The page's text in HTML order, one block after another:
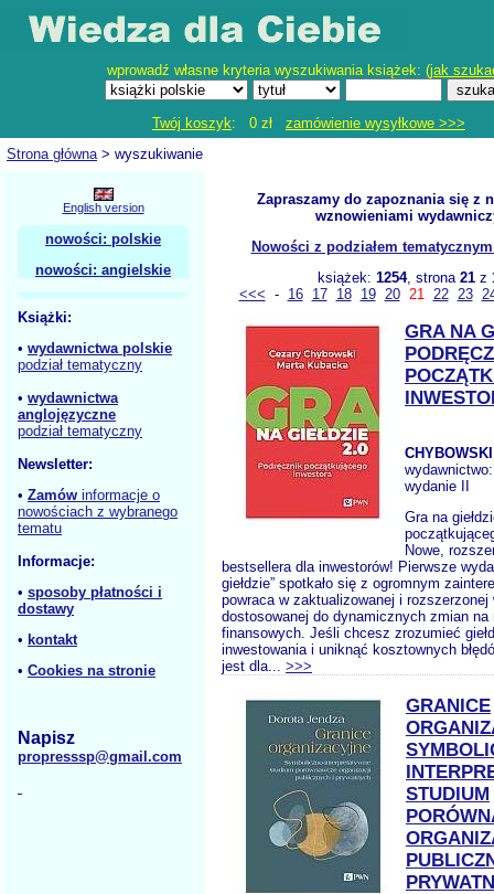
wprowadź własne kryteria wyszukiwania książek: (jak
Twój koszyk: 0 zł zamówienie wysyłkowe >>>
Strona główna> wyszukiwanie
English version
nowości: polskie
nowości: angielskie
Książki:
• wydawnictwa polskie
podział tematyczny
• wydawnictwa
anglojęzyczne
podział tematyczny
Newsletter:
• Zamów informacje o
nowościach z wybranego
tematu
Informacje:
• sposoby płatności i
dostawy
• kontakt
• Cookies na stronie
Napisz
propresssp@gmail.com
Zapraszamy do zapoznania się z
wznowieniami
Nowości z podziałem
książek: 1254, strona 21 z
<<< - 16 17 18 19 20 21 22 23
GRA NA
wydanie II
Gra na
Nowe,
bestsellera dla inwestorów! Pierwsze
giełdzie” spotkało się z ogromnym
powraca w zaktualizowanej i rozszerzonej
dostosowanej do dynamicznych zmian na
finansowych. Jeśli chcesz zrozumieć
inwestowania i uniknąć kosztownych
jest dla... >>>
GRANICE
STUDIUM